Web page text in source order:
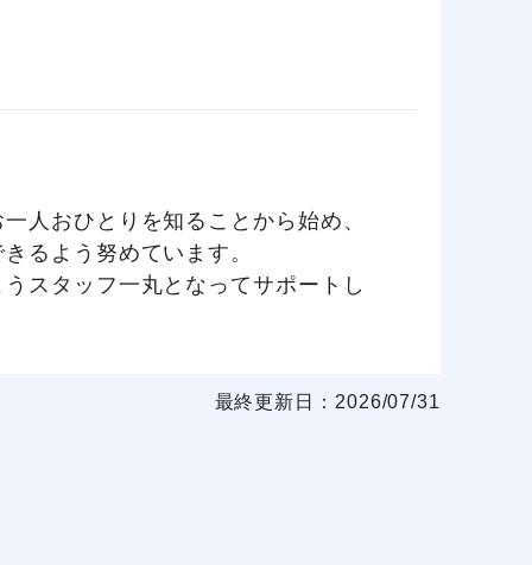
人おひとりを知ることから始め、
るよう努めています。
スタッフ一丸となってサポートし
最終更新日：2026/07/31